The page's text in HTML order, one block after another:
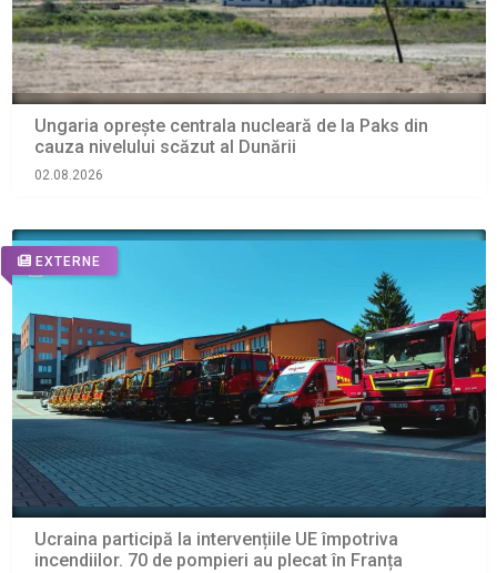
Ungaria oprește centrala nucleară de la Paks din
cauza nivelului scăzut al Dunării
02.08.2026
EXTERNE
Ucraina participă la intervențiile UE împotriva
incendiilor. 70 de pompieri au plecat în Franța